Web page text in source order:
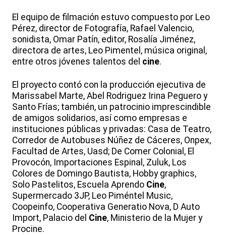
El equipo de filmación estuvo compuesto por Leo
Pérez, director de Fotografía, Rafael Valencio,
sonidista, Omar Patín, editor, Rosalía Jiménez,
directora de artes, Leo Pimentel, música original,
entre otros jóvenes talentos del cine.
El proyecto contó con la producción ejecutiva de
Marissabel Marte, Abel Rodriguez Irina Peguero y
Santo Frías; también, un patrocinio imprescindible
de amigos solidarios, así como empresas e
instituciones públicas y privadas: Casa de Teatro,
Corredor de Autobuses Núñez de Cáceres, Onpex,
Facultad de Artes, Uasd; De Comer Colonial, El
Provocón, Importaciones Espinal, Zuluk, Los
Colores de Domingo Bautista, Hobby graphics,
Solo Pastelitos, Escuela Aprendo Cine,
Supermercado 3JP, Leo Piméntel Music,
Coopeinfo, Cooperativa Generatio Nova, D Auto
Import, Palacio del Cine, Ministerio de la Mujer y
Procine.